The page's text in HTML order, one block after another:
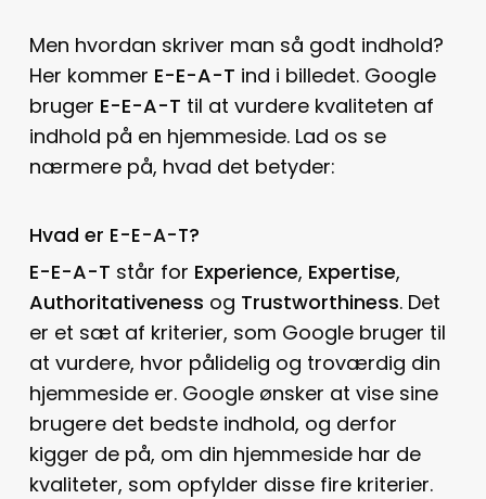
Men hvordan skriver man så godt indhold?
Her kommer E-E-A-T ind i billedet. Google
bruger E-E-A-T til at vurdere kvaliteten af
indhold på en hjemmeside. Lad os se
nærmere på, hvad det betyder:
Hvad er E-E-A-T?
E-E-A-T står for Experience, Expertise,
Authoritativeness og Trustworthiness. Det
er et sæt af kriterier, som Google bruger til
at vurdere, hvor pålidelig og troværdig din
hjemmeside er. Google ønsker at vise sine
brugere det bedste indhold, og derfor
kigger de på, om din hjemmeside har de
kvaliteter, som opfylder disse fire kriterier.